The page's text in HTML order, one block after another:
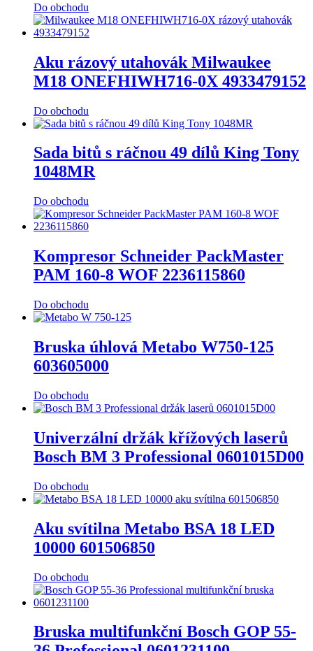
Do obchodu
Aku rázový utahovák Milwaukee
M18 ONEFHIWH716-0X 4933479152
Do obchodu
Sada bitů s ráčnou 49 dílů King Tony
1048MR
Do obchodu
Kompresor Schneider PackMaster
PAM 160-8 WOF 2236115860
Do obchodu
Bruska úhlová Metabo W750-125
603605000
Do obchodu
Univerzální držák křížových laserů
Bosch BM 3 Professional 0601015D00
Do obchodu
Aku svítilna Metabo BSA 18 LED
10000 601506850
Do obchodu
Bruska multifunkční Bosch GOP 55-